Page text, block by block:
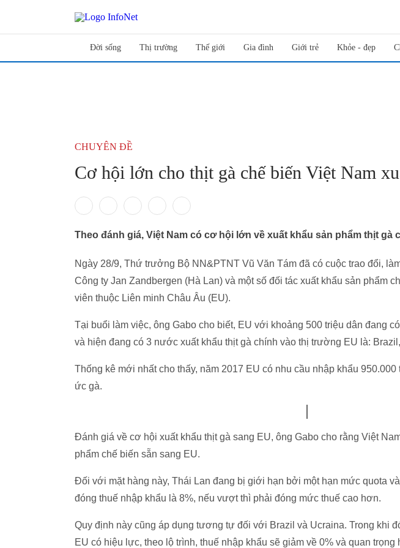
Đời sống Thị trường Thế giới Gia đình Giới trẻ Khỏe - đẹp
CHUYÊN ĐỀ
Cơ hội lớn cho thịt gà chế biến Việt Nam
Theo đánh giá, Việt Nam có cơ hội lớn về xuất khẩu sản phẩm thịt gà
Ngày 28/9, Thứ trưởng Bộ NN&PTNT Vũ Văn Tám đã có cuộc trao đổi,
Công ty Jan Zandbergen (Hà Lan) và một số đối tác xuất khẩu sản phẩm
viên thuộc Liên minh Châu Âu (EU).
Tại buổi làm việc, ông Gabo cho biết, EU với khoảng 500 triệu dân đang
và hiện đang có 3 nước xuất khẩu thịt gà chính vào thị trường EU là:
Thống kê mới nhất cho thấy, năm 2017 EU có nhu cầu nhập khẩu 950.000
ức gà.
Đánh giá về cơ hội xuất khẩu thịt gà sang EU, ông Gabo cho rằng Việt
phẩm chế biến sẵn sang EU.
Đối với mặt hàng này, Thái Lan đang bị giới hạn bởi một hạn mức quota
đóng thuế nhập khẩu là 8%, nếu vượt thì phải đóng mức thuế cao hơn.
Quy định này cũng áp dụng tương tự đối với Brazil và Ucraina. Trong khi
EU có hiệu lực, theo lộ trình, thuế nhập khẩu sẽ giảm về 0% và quan